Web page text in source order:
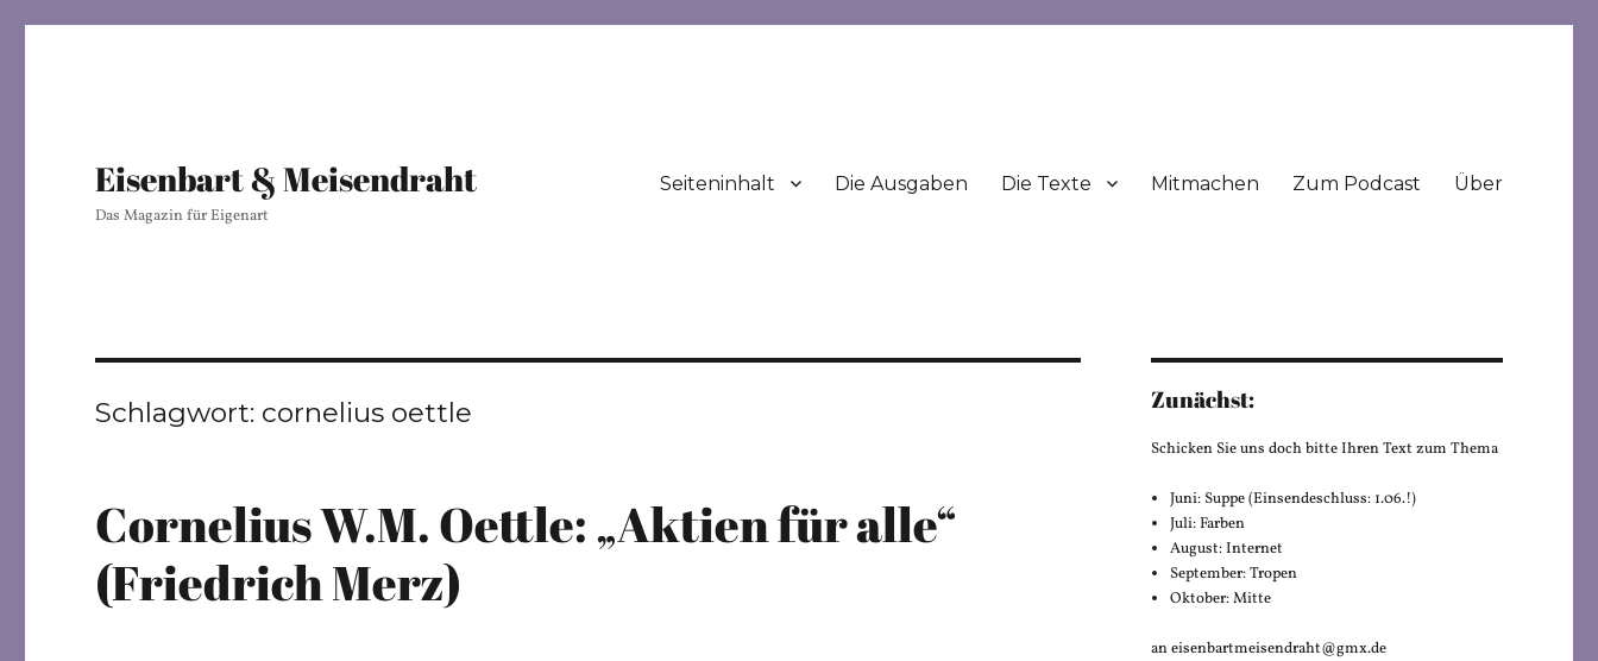
Eisenbart & Meisendraht
Das Magazin für Eigenart
Seiteninhalt Die Ausgaben Die Texte Mitmachen Zum Podcast Über
Schlagwort: cornelius oettle
Cornelius W.M. Oettle: „Aktien für alle“
(Friedrich Merz)
Zunächst:
Schicken Sie uns doch bitte Ihren Text zum Thema
Juni: Suppe (Einsendeschluss: 1.06.!)
Juli: Farben
August: Internet
September: Tropen
Oktober: Mitte
an eisenbartmeisendraht@gmx.de